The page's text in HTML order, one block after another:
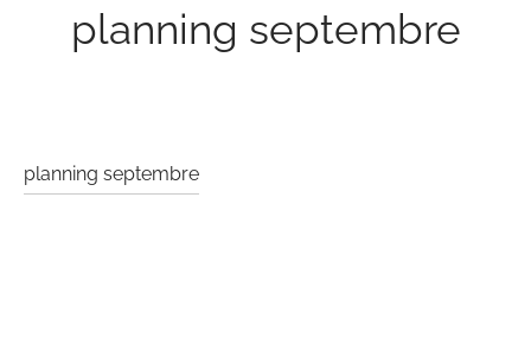
planning septembre
planning septembre